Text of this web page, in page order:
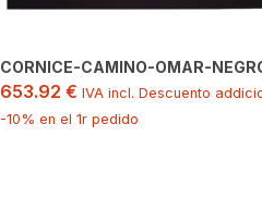
CORNICE-CAMINO-OMAR-
653.92 € IVA incl. Descuento
-10% en el 1r pedido